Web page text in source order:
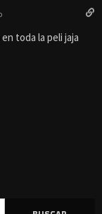
toda la peli jaja